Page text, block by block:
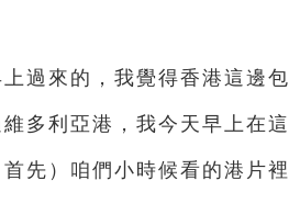
來的，我覺得香港這邊包
多利亞港，我今天早上在
先）咱們小時候看的港片